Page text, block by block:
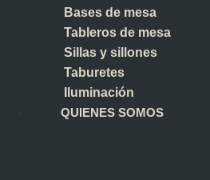
Bases de mesa
Tableros de mesa
Sillas y sillones
Taburetes
Iluminación
QUIENES SOMOS